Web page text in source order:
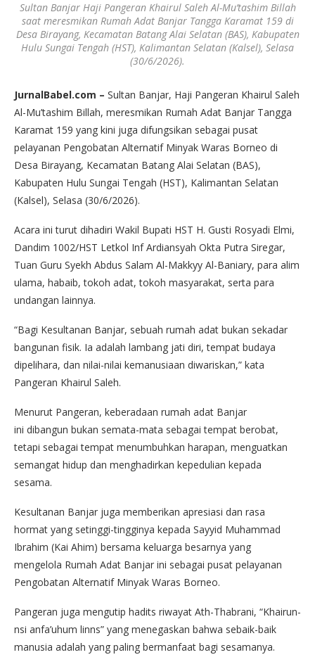
Sultan Banjar Haji Pangeran Khairul Saleh Al-Mu’tashim Billah
saat meresmikan Rumah Adat Banjar Tangga Karamat 159 di
Desa Birayang, Kecamatan Batang Alai Selatan (BAS), Kabupaten
Hulu Sungai Tengah (HST), Kalimantan Selatan (Kalsel), Selasa
(30/6/2026).
JurnalBabel.com – Sultan Banjar, Haji Pangeran Khairul Saleh
Al-Mu’tashim Billah, meresmikan Rumah Adat Banjar Tangga
Karamat 159 yang kini juga difungsikan sebagai pusat
pelayanan Pengobatan Alternatif Minyak Waras Borneo di
Desa Birayang, Kecamatan Batang Alai Selatan (BAS),
Kabupaten Hulu Sungai Tengah (HST), Kalimantan Selatan
(Kalsel), Selasa (30/6/2026).
Acara ini turut dihadiri Wakil Bupati HST H. Gusti Rosyadi Elmi,
Dandim 1002/HST Letkol Inf Ardiansyah Okta Putra Siregar,
Tuan Guru Syekh Abdus Salam Al-Makkyy Al-Baniary, para alim
ulama, habaib, tokoh adat, tokoh masyarakat, serta para
undangan lainnya.
“Bagi Kesultanan Banjar, sebuah rumah adat bukan sekadar
bangunan fisik. Ia adalah lambang jati diri, tempat budaya
dipelihara, dan nilai-nilai kemanusiaan diwariskan,” kata
Pangeran Khairul Saleh.
Menurut Pangeran, keberadaan rumah adat Banjar
ini dibangun bukan semata-mata sebagai tempat berobat,
tetapi sebagai tempat menumbuhkan harapan, menguatkan
semangat hidup dan menghadirkan kepedulian kepada
sesama.
Kesultanan Banjar juga memberikan apresiasi dan rasa
hormat yang setinggi-tingginya kepada Sayyid Muhammad
Ibrahim (Kai Ahim) bersama keluarga besarnya yang
mengelola Rumah Adat Banjar ini sebagai pusat pelayanan
Pengobatan Alternatif Minyak Waras Borneo.
Pangeran juga mengutip hadits riwayat Ath-Thabrani, “Khairun-
nsi anfa’uhum linns” yang menegaskan bahwa sebaik-baik
manusia adalah yang paling bermanfaat bagi sesamanya.